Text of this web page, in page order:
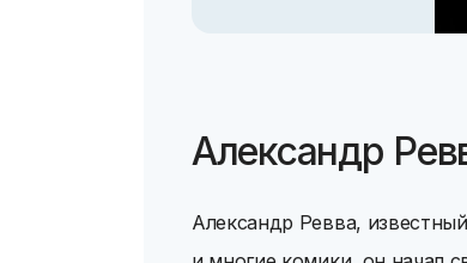
Александр
Александр Ревва,